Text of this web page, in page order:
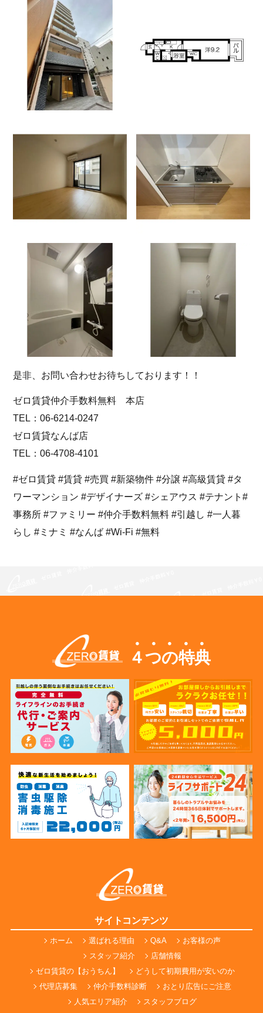
是非、お問い合わせお待ちしております！！
ゼロ賃貸仲介手数料無料 本店
TEL：06-6214-0247
ゼロ賃貸なんば店
TEL：06-4708-4101
#ゼロ賃貸 #賃貸 #売買 #新築物件 #分譲 #高級賃貸 #タ
ワーマンション #デザイナーズ #シェアウス #テナント#
事務所 #ファミリー #仲介手数料無料 #引越し #一人暮
らし #ミナミ #なんば #Wi-Fi #無料
４つの特典
サイトコンテンツ
ホーム 選ばれる理由 Q&A
お客様の声
スタッフ紹介
店舗情報
ゼロ賃貸の【おうちん】
どうして初期費用が安いのか
代理店募集
仲介手数料診断
おとり広告にご注意
人気エリア紹介
スタッフブログ